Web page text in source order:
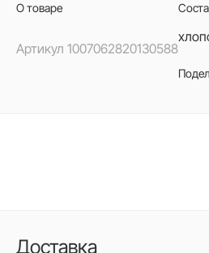
О товаре
Артикул 1007062820130588
Доставка